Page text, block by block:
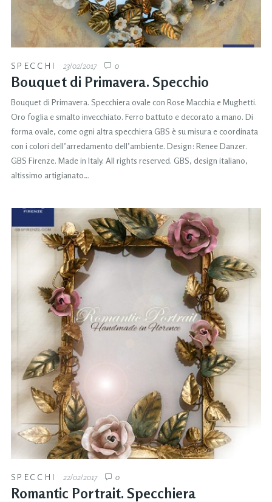
SPECCHI 23/02/2017 0
Bouquet di Primavera. Specchio
Bouquet di Primavera. Specchiera ovale con Rose Macchia e Mughetti.
Oro foglia e smalto invecchiato. Ferro battuto e decorato a mano. Di
forma ovale, come ogni altra specchiera GBS è su misura e coordinata
con i colori dell’arredamento dell’ambiente. Design: Renee Danzer.
GBS Firenze. Made in Italy. All rights reserved. GBS, design italiano,
altissimo artigianato…
SPECCHI 22/02/2017 0
Romantic Portrait. Specchiera